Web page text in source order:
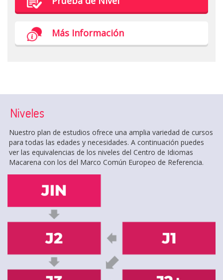
Más Información
Niveles
Nuestro plan de estudios ofrece una amplia variedad de cursos
para todas las edades y necesidades. A continuación puedes
ver las equivalencias de los niveles del Centro de Idiomas
Macarena con los del Marco Común Europeo de Referencia.